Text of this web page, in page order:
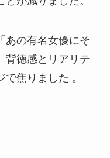
あの有名女優にそ
背徳感とリアリテ
焦りました 。